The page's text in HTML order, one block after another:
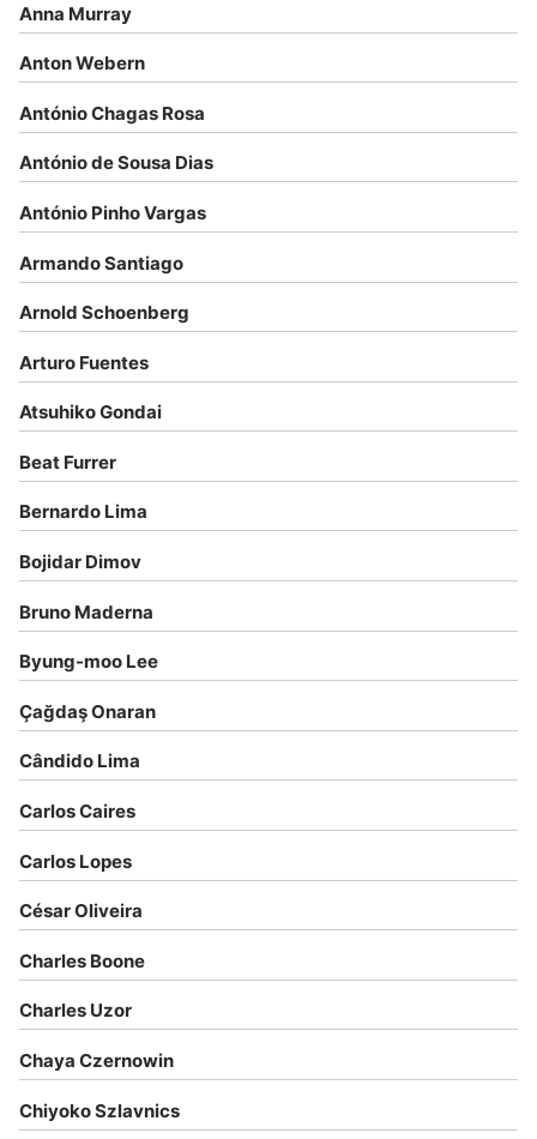
Anna Murray
Anton Webern
António Chagas Rosa
António de Sousa Dias
António Pinho Vargas
Armando Santiago
Arnold Schoenberg
Arturo Fuentes
Atsuhiko Gondai
Beat Furrer
Bernardo Lima
Bojidar Dimov
Bruno Maderna
Byung-moo Lee
Çağdaş Onaran
Cândido Lima
Carlos Caires
Carlos Lopes
César Oliveira
Charles Boone
Charles Uzor
Chaya Czernowin
Chiyoko Szlavnics